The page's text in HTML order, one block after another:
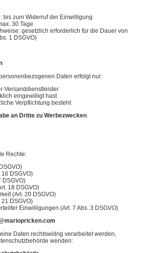
bis zum Widerruf der Einwilligung
30 Tage
gesetzlich erforderlich für die Dauer von
1 DSGVO)
Daten erfolgt nur:
Versanddienstleister
eingewilligt hast
Verpflichtung besteht
an Dritte zu Werbezwecken.
Rechte:
16 DSGVO)
DSGVO)
18 DSGVO)
(Art. 20 DSGVO)
DSGVO)
Einwilligungen (Art. 7 Abs. 3 DSGVO)
Daten rechtswidrig verarbeitet werden,
wenden: